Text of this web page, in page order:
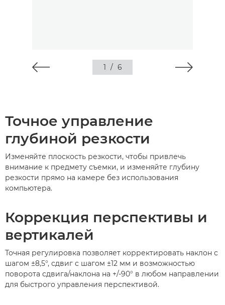
1 / 6
Точное управление
глубиной резкости
Изменяйте плоскость резкости, чтобы привлечь
внимание к предмету съемки, и изменяйте глубину
резкости прямо на камере без использования
компьютера.
Коррекция перспективы и
вертикалей
Точная регулировка позволяет корректировать наклон с
шагом ±8,5°, сдвиг с шагом ±12 мм и возможностью
поворота сдвига/наклона на +/-90° в любом направлении
для быстрого управления перспективой.